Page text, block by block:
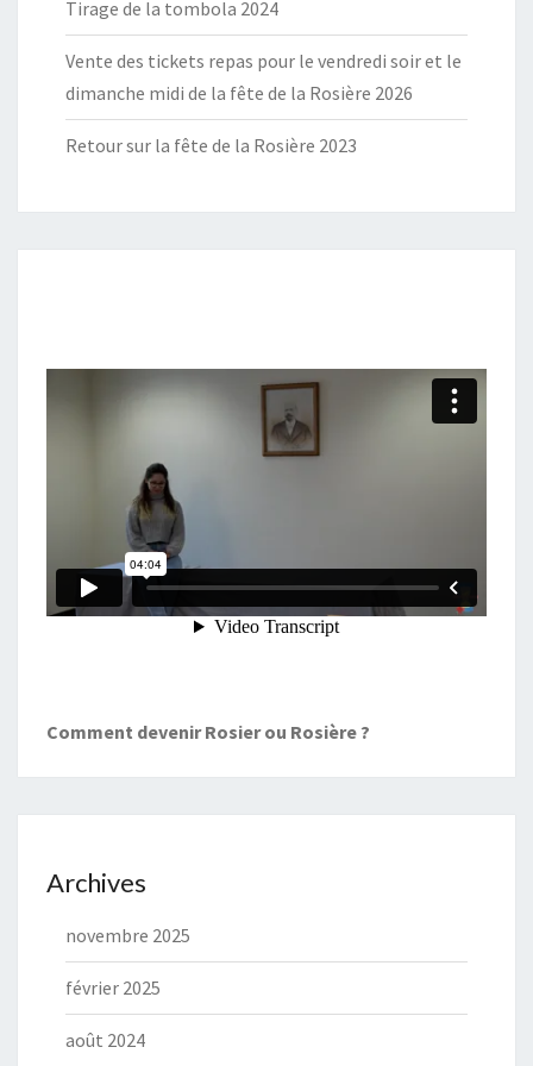
Tirage de la tombola 2024
Vente des tickets repas pour le vendredi soir et le
dimanche midi de la fête de la Rosière 2026
Retour sur la fête de la Rosière 2023
Comment devenir Rosier ou Rosière ?
Archives
novembre 2025
février 2025
août 2024